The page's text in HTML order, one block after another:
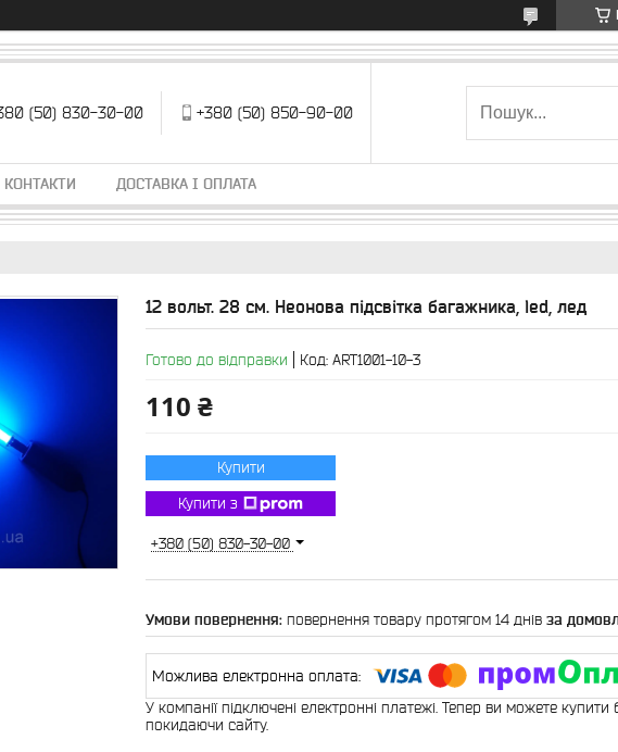
(50) 830-30-00 +380 (50) 850-90-00
КОНТАКТИ ДОСТАВКА І ОПЛАТА
12 вольт. 28 см. Неонова підсвітка багажника, led, лед
Готово до відправки Код: ART1001-10-3
110 ₴
Купити
Купити з
+380 (50) 830-30-00
повернення товару протягом 14 днів за
У компанії підключені електронні платежі. Тепер ви можете
покидаючи сайту.